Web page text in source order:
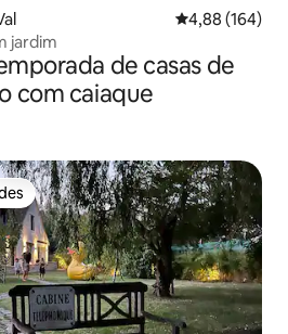
4,88 de uma
4,88 (164)
jardim
de casas de
com caiaque
dos hóspedes